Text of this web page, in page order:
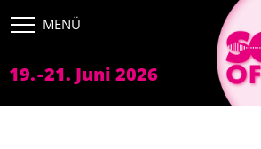
FESTIVAL
19.-21. Juni 2026